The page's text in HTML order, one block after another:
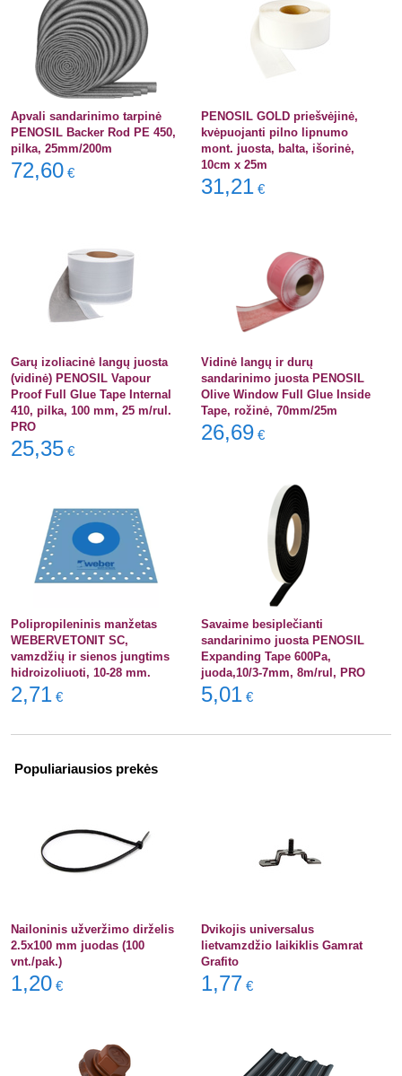
Apvali sandarinimo tarpinė
PENOSIL Backer Rod PE 450,
pilka, 25mm/200m
72,60 €
PENOSIL GOLD priešvėjinė,
kvėpuojanti pilno lipnumo
mont. juosta, balta, išorinė,
10cm x 25m
31,21 €
Garų izoliacinė langų juosta
(vidinė) PENOSIL Vapour
Proof Full Glue Tape Internal
410, pilka, 100 mm, 25 m/rul.
PRO
25,35 €
Vidinė langų ir durų
sandarinimo juosta PENOSIL
Olive Window Full Glue Inside
Tape, rožinė, 70mm/25m
26,69 €
Polipropileninis manžetas
WEBERVETONIT SC,
vamzdžių ir sienos jungtims
hidroizoliuoti, 10-28 mm.
2,71 €
Savaime besiplečianti
sandarinimo juosta PENOSIL
Expanding Tape 600Pa,
juoda,10/3-7mm, 8m/rul, PRO
5,01 €
Populiariausios prekės
Nailoninis užveržimo dirželis
2.5x100 mm juodas (100
vnt./pak.)
1,20 €
Dvikojis universalus
lietvamzdžio laikiklis Gamrat
Grafito
1,77 €